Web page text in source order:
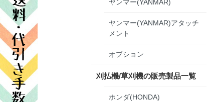
ヤンマー(YANMAR)
ヤンマー(YANMAR)アタッチ
メント
オプション
刈払機/草刈機の販売製品一覧
ホンダ(HONDA)